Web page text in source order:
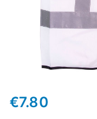
€7.80